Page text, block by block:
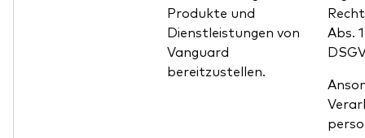
Produkte und
Dienstleistungen von
Vanguard
bereitzustellen.
Abs.